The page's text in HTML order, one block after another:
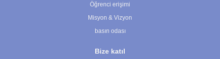
Öğrenci erişimi
Misyon & Vizyon
basın odası
Bize katıl